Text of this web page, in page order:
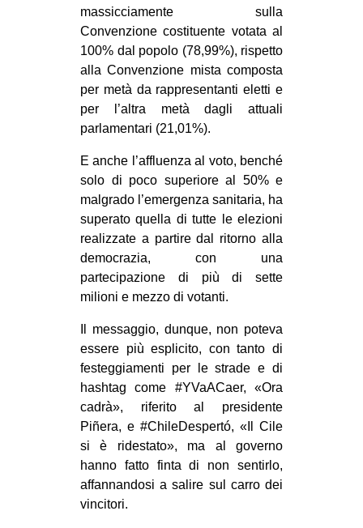
PRECARIATO
REPRESSIONE
STUDENTI
CULTURE
ARTE
CINEMA
MANIFESTI
MUSICA
RECENSIONI
INTERNAZIONALE
AFRICA
AMERICHE
ESTREMO ORIENTE
EUROPA
MEDIO ORIENTE
MONDO
massicciamente sulla
Convenzione costituente votata al
100% dal popolo (78,99%), rispetto
alla Convenzione mista composta
per metà da rappresentanti eletti e
per l’altra metà dagli attuali
parlamentari (21,01%).
E anche l’affluenza al voto, benché
solo di poco superiore al 50% e
malgrado l’emergenza sanitaria, ha
superato quella di tutte le elezioni
realizzate a partire dal ritorno alla
democrazia, con una
partecipazione di più di sette
milioni e mezzo di votanti.
Il messaggio, dunque, non poteva
essere più esplicito, con tanto di
festeggiamenti per le strade e di
hashtag come #YVaACaer, «Ora
cadrà», riferito al presidente
Piñera, e #ChileDespertó, «Il Cile
si è ridestato», ma al governo
hanno fatto finta di non sentirlo,
affannandosi a salire sul carro dei
vincitori.